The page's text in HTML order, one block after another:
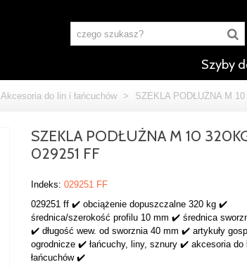
Szyby
Akcesoria do lin i łańcuchów > SZEKLA PODŁUŻNA M
SZEKLA PODŁUŻNA M 10
029251 FF
Indeks: 029251 FF
029251 ff ✔️ obciążenie dopuszczalne 320 kg ✔️
średnica/szerokość profilu 10 mm ✔️ średnica
✔️ długość wew. od sworznia 40 mm ✔️ artykuły
ogrodnicze ✔️ łańcuchy, liny, sznury ✔️ akcesoria do
łańcuchów ✔️